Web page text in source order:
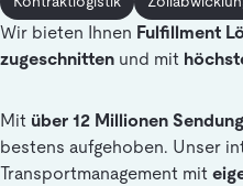
Wir bieten Ihnen Fulfillment
zugeschnitten und mit
Mit über 12 Millionen
bestens aufgehoben. Unser
Transportmanagement mit